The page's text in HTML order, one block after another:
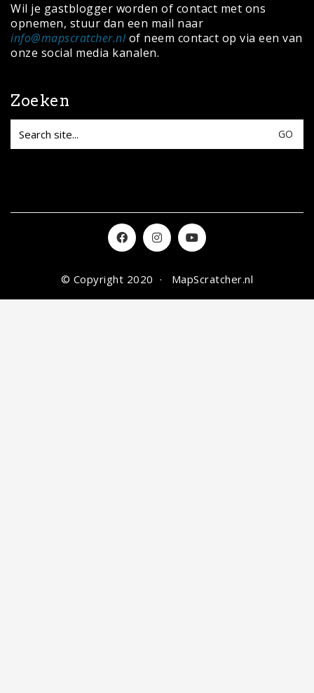
Wil je gastblogger worden of contact met ons
opnemen, stuur dan een mail naar
info@mapscratcher.nlof neem contact op via een van
onze social media kanalen.
Zoeken
Search
for:
© Copyright 2020 · MapScratcher.nl